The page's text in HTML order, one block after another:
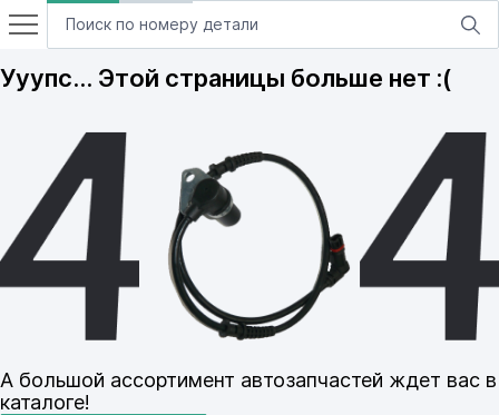
Ууупс… Этой страницы больше нет :(
А большой ассортимент автозапчастей ждет вас в
каталоге!